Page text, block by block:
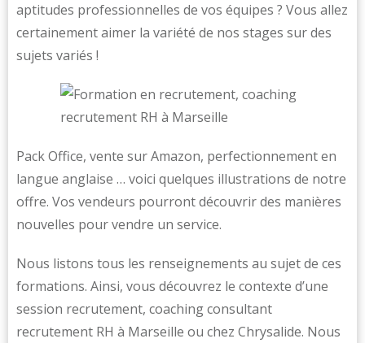
aptitudes professionnelles de vos équipes ? Vous allez
certainement aimer la variété de nos stages sur des
sujets variés !
Pack Office, vente sur Amazon, perfectionnement en
langue anglaise … voici quelques illustrations de notre
offre. Vos vendeurs pourront découvrir des manières
nouvelles pour vendre un service.
Nous listons tous les renseignements au sujet de ces
formations. Ainsi, vous découvrez le contexte d’une
session recrutement, coaching consultant
recrutement RH à Marseille ou chez Chrysalide. Nous